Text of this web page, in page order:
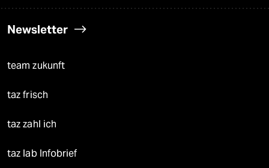
Newsletter
team zukunft
taz frisch
taz zahl ich
taz lab Infobrief